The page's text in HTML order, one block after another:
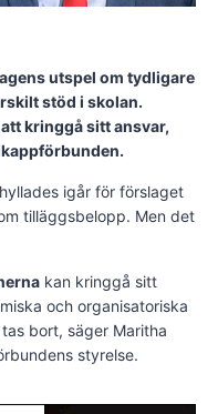
utspel om tydligare
stöd i skolan.
kringgå sitt ansvar,
igår för förslaget
tilläggsbelopp. Men det
kan kringgå sitt
och organisatoriska
bort, säger Maritha
styrelse.